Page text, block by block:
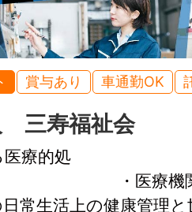
賞与あり 車通勤OK
三寿福祉会
医療的処
機関、ご
常生活上の健康管理